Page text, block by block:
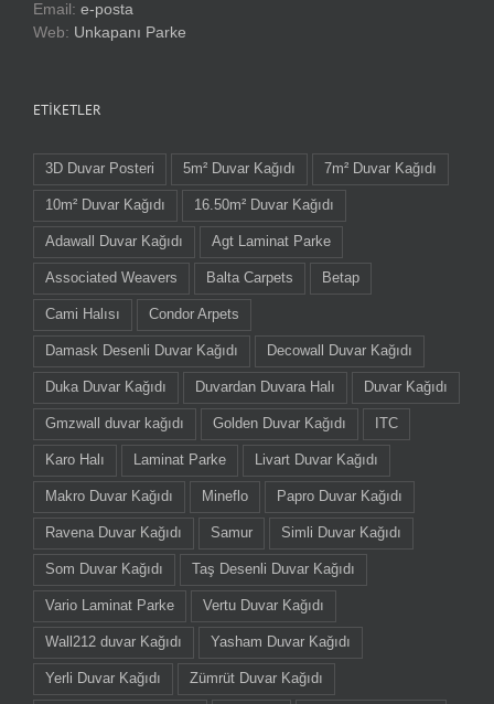
Email: e-posta
Web: Unkapanı Parke
ETIKETLER
3D Duvar Posteri 5m² Duvar Kağıdı 7m² Duvar Kağıdı
10m² Duvar Kağıdı 16.50m² Duvar Kağıdı
Adawall Duvar Kağıdı Agt Laminat Parke
Associated Weavers Balta Carpets Betap
Cami Halısı Condor Arpets
Damask Desenli Duvar Kağıdı Decowall Duvar Kağıdı
Duka Duvar Kağıdı Duvardan Duvara Halı Duvar Kağıdı
Gmzwall duvar kağıdı Golden Duvar Kağıdı ITC
Karo Halı Laminat Parke Livart Duvar Kağıdı
Makro Duvar Kağıdı Mineflo Papro Duvar Kağıdı
Ravena Duvar Kağıdı Samur Simli Duvar Kağıdı
Som Duvar Kağıdı Taş Desenli Duvar Kağıdı
Vario Laminat Parke Vertu Duvar Kağıdı
Wall212 duvar Kağıdı Yasham Duvar Kağıdı
Yerli Duvar Kağıdı Zümrüt Duvar Kağıdı